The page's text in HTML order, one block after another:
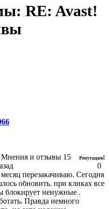
RE: Avast!
Мнения и отзывы 15
Репутация:
0
перезакачиваю. Сегодня
обновить. при кликах все
блокирует ненужные .
Правда немного